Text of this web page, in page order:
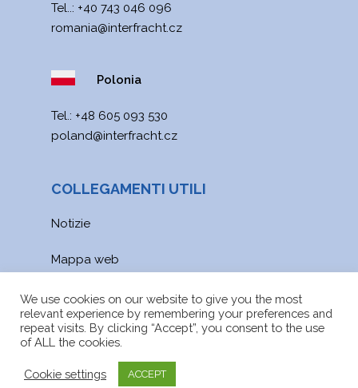
Tel..: +40 743 046 096
romania@interfracht.cz
Polonia
Теl.: +48 605 093 530
poland@interfracht.cz
COLLEGAMENTI UTILI
Notizie
Mappa web
File da scaricare
We use cookies on our website to give you the most
relevant experience by remembering your preferences and
repeat visits. By clicking “Accept”, you consent to the use
of ALL the cookies.
Cookie settings ACCEPT